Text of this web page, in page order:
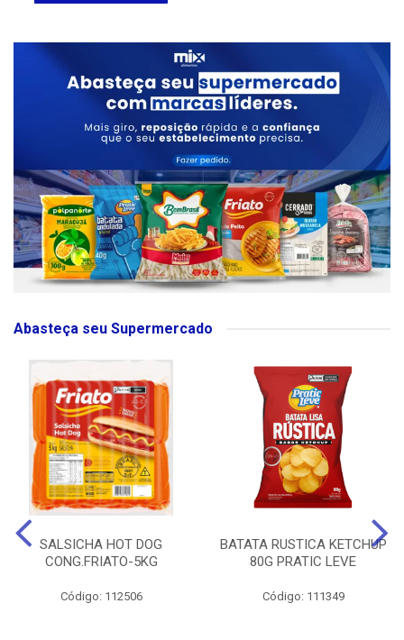
Abasteça seu Supermercado
SALSICHA HOT DOG
CONG.FRIATO-5KG
Código: 112506
BATATA RUSTICA KETCHUP
80G PRATIC LEVE
Código: 111349